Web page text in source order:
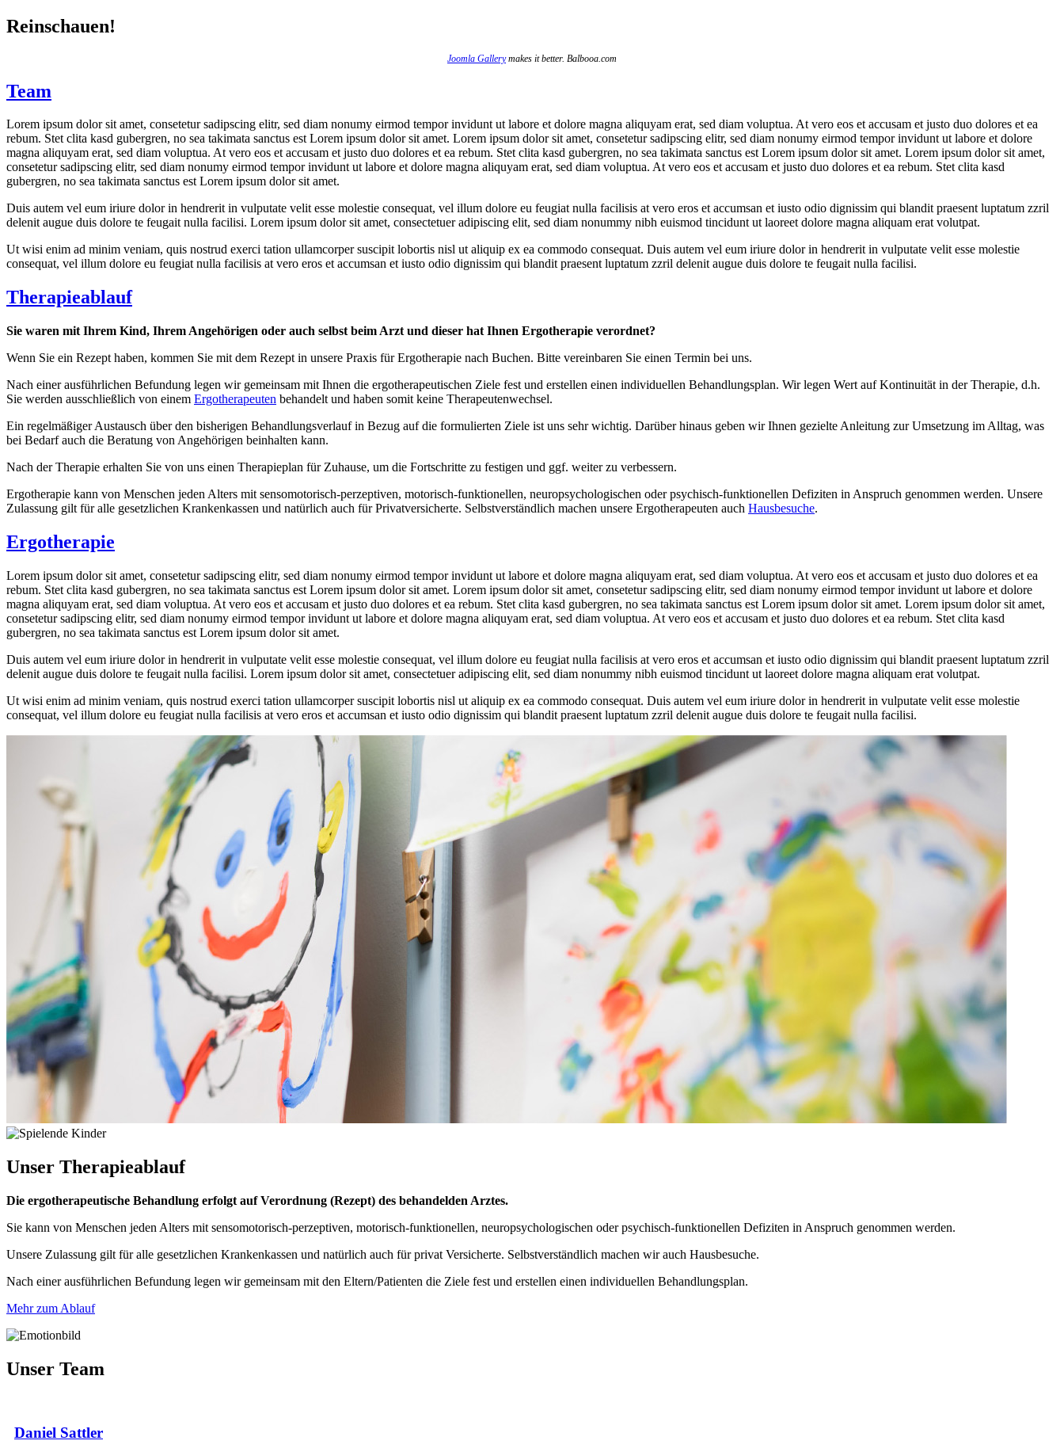
Reinschauen!
Joomla Gallerymakes it better. Balbooa.com
Team
Lorem ipsum dolor sit amet, consetetur sadipscing elitr, sed diam nonumy eirmod tempor invidunt ut labore et dolore magna aliquyam erat, sed diam voluptua. At vero eos et accusam et justo duo dolores et ea
rebum. Stet clita kasd gubergren, no sea takimata sanctus est Lorem ipsum dolor sit amet. Lorem ipsum dolor sit amet, consetetur sadipscing elitr, sed diam nonumy eirmod tempor invidunt ut labore et dolore
magna aliquyam erat, sed diam voluptua. At vero eos et accusam et justo duo dolores et ea rebum. Stet clita kasd gubergren, no sea takimata sanctus est Lorem ipsum dolor sit amet. Lorem ipsum dolor sit amet,
consetetur sadipscing elitr, sed diam nonumy eirmod tempor invidunt ut labore et dolore magna aliquyam erat, sed diam voluptua. At vero eos et accusam et justo duo dolores et ea rebum. Stet clita kasd
gubergren, no sea takimata sanctus est Lorem ipsum dolor sit amet.
Duis autem vel eum iriure dolor in hendrerit in vulputate velit esse molestie consequat, vel illum dolore eu feugiat nulla facilisis at vero eros et accumsan et iusto odio dignissim qui blandit praesent luptatum zzril
delenit augue duis dolore te feugait nulla facilisi. Lorem ipsum dolor sit amet, consectetuer adipiscing elit, sed diam nonummy nibh euismod tincidunt ut laoreet dolore magna aliquam erat volutpat.
Ut wisi enim ad minim veniam, quis nostrud exerci tation ullamcorper suscipit lobortis nisl ut aliquip ex ea commodo consequat. Duis autem vel eum iriure dolor in hendrerit in vulputate velit esse molestie
consequat, vel illum dolore eu feugiat nulla facilisis at vero eros et accumsan et iusto odio dignissim qui blandit praesent luptatum zzril delenit augue duis dolore te feugait nulla facilisi.
Therapieablauf
Sie waren mit Ihrem Kind, Ihrem Angehörigen oder auch selbst beim Arzt und dieser hat Ihnen Ergotherapie verordnet?
Wenn Sie ein Rezept haben, kommen Sie mit dem Rezept in unsere Praxis für Ergotherapie nach Buchen. Bitte vereinbaren Sie einen Termin bei uns.
Nach einer ausführlichen Befundung legen wir gemeinsam mit Ihnen die ergotherapeutischen Ziele fest und erstellen einen individuellen Behandlungsplan. Wir legen Wert auf Kontinuität in der Therapie, d.h.
Sie werden ausschließlich von einem Ergotherapeuten behandelt und haben somit keine Therapeutenwechsel.
Ein regelmäßiger Austausch über den bisherigen Behandlungsverlauf in Bezug auf die formulierten Ziele ist uns sehr wichtig. Darüber hinaus geben wir Ihnen gezielte Anleitung zur Umsetzung im Alltag, was
bei Bedarf auch die Beratung von Angehörigen beinhalten kann.
Nach der Therapie erhalten Sie von uns einen Therapieplan für Zuhause, um die Fortschritte zu festigen und ggf. weiter zu verbessern.
Ergotherapie kann von Menschen jeden Alters mit sensomotorisch-perzeptiven, motorisch-funktionellen, neuropsychologischen oder psychisch-funktionellen Defiziten in Anspruch genommen werden. Unsere
Zulassung gilt für alle gesetzlichen Krankenkassen und natürlich auch für Privatversicherte. Selbstverständlich machen unsere Ergotherapeuten auch Hausbesuche.
Ergotherapie
Lorem ipsum dolor sit amet, consetetur sadipscing elitr, sed diam nonumy eirmod tempor invidunt ut labore et dolore magna aliquyam erat, sed diam voluptua. At vero eos et accusam et justo duo dolores et ea
rebum. Stet clita kasd gubergren, no sea takimata sanctus est Lorem ipsum dolor sit amet. Lorem ipsum dolor sit amet, consetetur sadipscing elitr, sed diam nonumy eirmod tempor invidunt ut labore et dolore
magna aliquyam erat, sed diam voluptua. At vero eos et accusam et justo duo dolores et ea rebum. Stet clita kasd gubergren, no sea takimata sanctus est Lorem ipsum dolor sit amet. Lorem ipsum dolor sit amet,
consetetur sadipscing elitr, sed diam nonumy eirmod tempor invidunt ut labore et dolore magna aliquyam erat, sed diam voluptua. At vero eos et accusam et justo duo dolores et ea rebum. Stet clita kasd
gubergren, no sea takimata sanctus est Lorem ipsum dolor sit amet.
Duis autem vel eum iriure dolor in hendrerit in vulputate velit esse molestie consequat, vel illum dolore eu feugiat nulla facilisis at vero eros et accumsan et iusto odio dignissim qui blandit praesent luptatum zzril
delenit augue duis dolore te feugait nulla facilisi. Lorem ipsum dolor sit amet, consectetuer adipiscing elit, sed diam nonummy nibh euismod tincidunt ut laoreet dolore magna aliquam erat volutpat.
Ut wisi enim ad minim veniam, quis nostrud exerci tation ullamcorper suscipit lobortis nisl ut aliquip ex ea commodo consequat. Duis autem vel eum iriure dolor in hendrerit in vulputate velit esse molestie
consequat, vel illum dolore eu feugiat nulla facilisis at vero eros et accumsan et iusto odio dignissim qui blandit praesent luptatum zzril delenit augue duis dolore te feugait nulla facilisi.
Unser Therapieablauf
Die ergotherapeutische Behandlung erfolgt auf Verordnung (Rezept) des behandelden Arztes.
Sie kann von Menschen jeden Alters mit sensomotorisch-perzeptiven, motorisch-funktionellen, neuropsychologischen oder psychisch-funktionellen Defiziten in Anspruch genommen werden.
Unsere Zulassung gilt für alle gesetzlichen Krankenkassen und natürlich auch für privat Versicherte. Selbstverständlich machen wir auch Hausbesuche.
Nach einer ausführlichen Befundung legen wir gemeinsam mit den Eltern/Patienten die Ziele fest und erstellen einen individuellen Behandlungsplan.
Mehr zum Ablauf
Unser Team
Daniel Sattler